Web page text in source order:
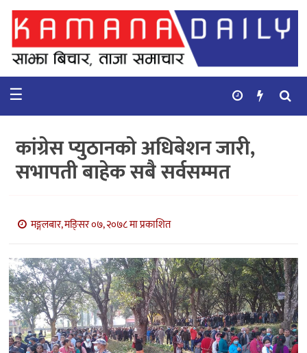
गृहपृष्ठ
समाचार
कुटनिती
कुराकानी
बाणिज्य
भिडियो
सिफारिस
☰
कांग्रेस प्युठानको अधिबेशन जारी,
सभापती बाहेक सबै सर्वसम्मत
मङ्गलबार, मङि्सर ०७, २०७८ मा प्रकाशित